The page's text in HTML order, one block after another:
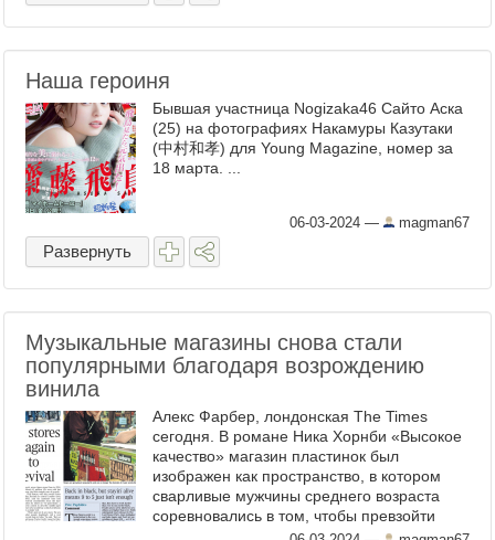
Наша героиня
Бывшая участница Nogizaka46 Сайто Аска
(25) на фотографиях Накамуры Казутаки
(中村和孝) для Young Magazine, номер за
18 марта. ...
06-03-2024 — magman67
Развернуть
Музыкальные магазины снова стали
популярными благодаря возрождению
винила
Алекс Фарбер, лондонская The Times
сегодня. В романе Ника Хорнби «Высокое
качество» магазин пластинок был
изображен как пространство, в котором
сварливые мужчины среднего возраста
соревновались в том, чтобы превзойти
друг друга в своих одержимых и